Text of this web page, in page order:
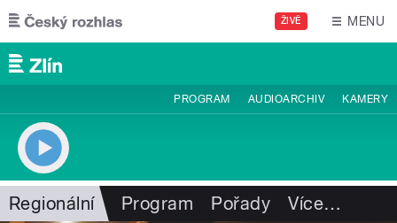
Přejít k hlavnímu obsahu
ŽIVĚ MENU
PROGRAM AUDIOARCHIV KAMERY
Regionální Program Pořady Více…